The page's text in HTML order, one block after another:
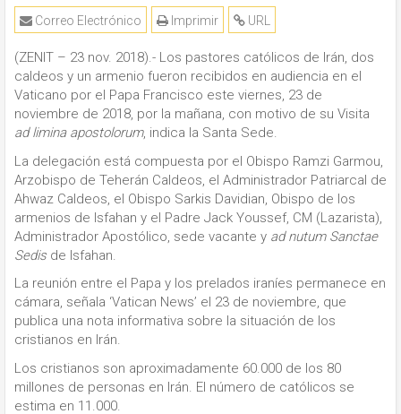
URL
Imprimir
Correo Electrónico
(ZENIT – 23 nov. 2018).- Los pastores católicos de Irán, dos
caldeos y un armenio fueron recibidos en audiencia en el
Vaticano por el Papa Francisco este viernes, 23 de
noviembre de 2018, por la mañana, con motivo de su Visita
ad limina apostolorum, indica la Santa Sede.
La delegación está compuesta por el Obispo Ramzi Garmou,
Arzobispo de Teherán Caldeos, el Administrador Patriarcal de
Ahwaz Caldeos, el Obispo Sarkis Davidian, Obispo de los
armenios de Isfahan y el Padre Jack Youssef, CM (Lazarista),
Administrador Apostólico, sede vacante y ad nutum Sanctae
Sedisde Isfahan.
La reunión entre el Papa y los prelados iraníes permanece en
cámara, señala ‘Vatican News’ el 23 de noviembre, que
publica una nota informativa sobre la situación de los
cristianos en Irán.
Los cristianos son aproximadamente 60.000 de los 80
millones de personas en Irán. El número de católicos se
estima en 11.000.